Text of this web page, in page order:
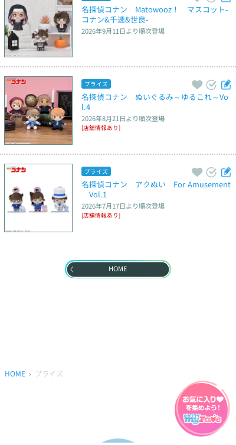
名探偵コナン　Matowooz！　マスコット‐
コナン&千速&世良‐
2026年9月11日より順次登場
プライズ
名探偵コナン　ぬいぐるみ～ゆるこれ～Vo
l.4
2026年8月21日より順次登場
[店舗情報あり]
プライズ
名探偵コナン　アクぬい　For Amusement
Vol.1
2026年7月17日より順次登場
[店舗情報あり]
HOME
HOME プライズ